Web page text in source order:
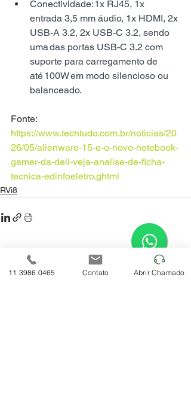
Conectividade: 1x RJ45, 1x
entrada 3,5 mm áudio, 1x HDMI, 2x
USB-A 3.2, 2x USB-C 3.2, sendo
uma das portas USB-C 3.2 com
suporte para carregamento de
até 100W em modo silencioso ou
balanceado.
Fonte:
https://www.techtudo.com.br/noticias/20
26/05/alienware-15-e-o-novo-notebook-
gamer-da-dell-veja-analise-de-ficha-
tecnica-edinfoeletro.ghtml
RVi8
Posts recentes Ver tudo
11 3986.0465 Contato Abrir Chamado